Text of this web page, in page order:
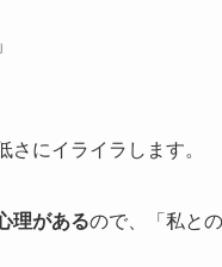
にイライラします。
理があるので、「私と